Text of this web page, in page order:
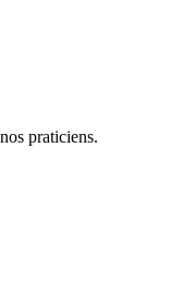
praticiens.